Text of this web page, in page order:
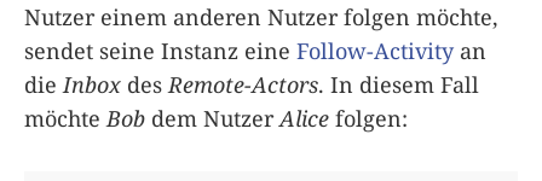
Nutzer einem anderen Nutzer folgen möchte,
sendet seine Instanz eine Follow-Activity an
die Inbox des Remote-Actors. In diesem Fall
möchte Bob dem NutzerAlice folgen: